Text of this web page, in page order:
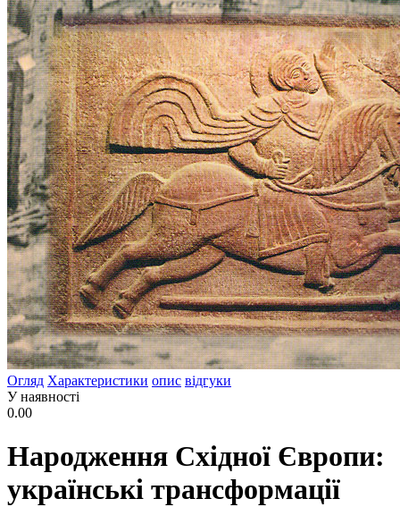
Огляд Характеристики опис відгуки
У наявності
0.00
Народження Східної Європи:
українські трансформації